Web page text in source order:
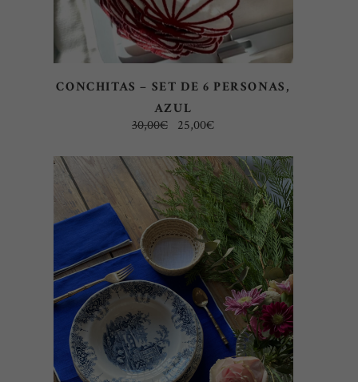
CONCHITAS – SET DE 6 PERSONAS,
AZUL
30,00€ El
era:
30,00€.
25,00€El
es:
25,00€.
SELECCIONAR OPCIONES
Este
producto
tiene